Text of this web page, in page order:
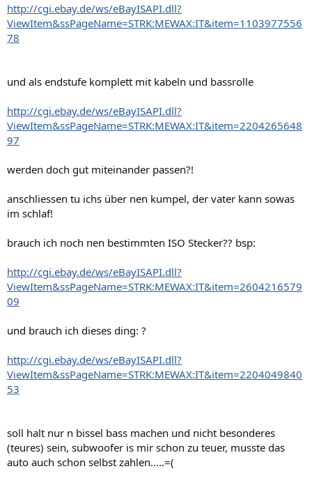
http://cgi.ebay.de/ws/eBayISAPI.dll?
ViewItem&ssPageName=STRK:MEWAX:IT&item=1103977556
78
und als endstufe komplett mit kabeln und bassrolle
http://cgi.ebay.de/ws/eBayISAPI.dll?
ViewItem&ssPageName=STRK:MEWAX:IT&item=2204265648
97
werden doch gut miteinander passen?!
anschliessen tu ichs über nen kumpel, der vater kann sowas
im schlaf!
brauch ich noch nen bestimmten ISO Stecker?? bsp:
http://cgi.ebay.de/ws/eBayISAPI.dll?
ViewItem&ssPageName=STRK:MEWAX:IT&item=2604216579
09
und brauch ich dieses ding: ?
http://cgi.ebay.de/ws/eBayISAPI.dll?
ViewItem&ssPageName=STRK:MEWAX:IT&item=2204049840
53
soll halt nur n bissel bass machen und nicht besonderes
(teures) sein, subwoofer is mir schon zu teuer, musste das
auto auch schon selbst zahlen.....=(